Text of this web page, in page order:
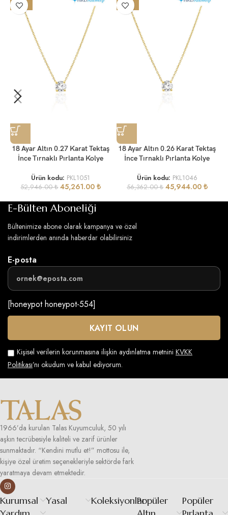
-15%
18 Ayar Altın 0.27 Karat Tektaş
İnce Tırnaklı Pırlanta Kolye
Ürün kodu: PKL1051
52,946.00₺ 45,261.00₺
-18%
18 Ayar Altın 0.26 Karat Tektaş
İnce Tırnaklı Pırlanta Kolye
Ürün kodu: PKL1046
56,362.00₺ 45,944.00 ₺
E-Bülten Aboneliği
Bültenimize abone olarak kampanya ve özel
indirimlerden anında haberdar olabilirsiniz
E-posta
[honeypot honeypot-554]
Kişisel verilerin korunmasına ilişkin aydınlatma metnini KVKK
Politikası’nı okudum ve kabul ediyorum.
1966’da kurulan Talas Kuyumculuk, 50 yılı
aşkın tecrübesiyle kaliteli ve zarif ürünler
sunmaktadır. “Kendini mutlu et!” mottosu ile,
kişiye özel üretim seçenekleriyle sektörde fark
yaratmaya devam etmektedir.
Kurumsal
Yasal KoleksiyonlarPopüler
Popüler